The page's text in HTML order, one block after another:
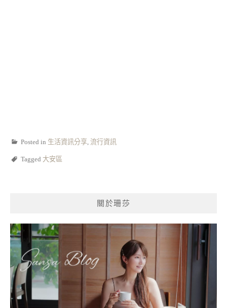
Posted in 生活資訊分享, 流行資訊
Tagged 大安區
關於珊莎